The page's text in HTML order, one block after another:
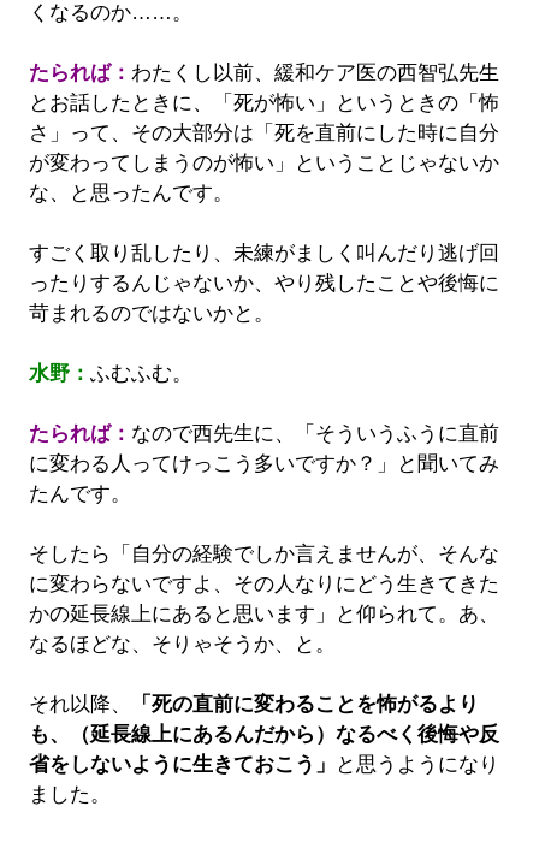
くなるのか……。
たられば： わたくし以前、緩和ケア医の西智弘先生
とお話したときに、「死が怖い」というときの「怖
さ」って、その大部分は「死を直前にした時に自分
が変わってしまうのが怖い」ということじゃないか
な、と思ったんです。
すごく取り乱したり、未練がましく叫んだり逃げ回
ったりするんじゃないか、やり残したことや後悔に
苛まれるのではないかと。
水野： ふむふむ。
たられば： なので西先生に、「そういうふうに直前
に変わる人ってけっこう多いですか？」と聞いてみ
たんです。
そしたら「自分の経験でしか言えませんが、そんな
に変わらないですよ、その人なりにどう生きてきた
かの延長線上にあると思います」と仰られて。あ、
なるほどな、そりゃそうか、と。
それ以降、
「死の直前に変わることを怖がるより
も、（延長線上にあるんだから）なるべく後悔や反
省をしないように生きておこう」
と思うようになり
ました。